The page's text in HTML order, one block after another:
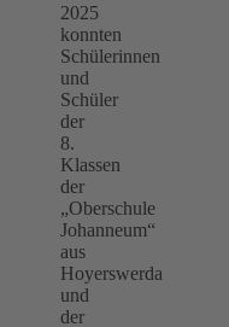
2025
konnten
Schülerinnen
und
Schüler
der
8.
Klassen
der
„Oberschule
Johanneum“
aus
Hoyerswerda
und
der